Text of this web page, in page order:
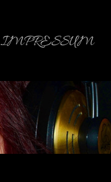
IMPRESSUM